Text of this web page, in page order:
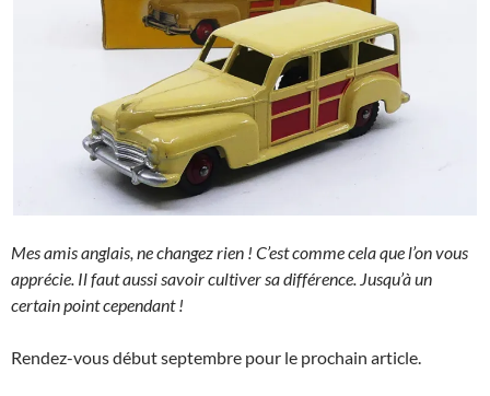
Mes amis anglais, ne changez rien ! C’est comme cela que l’on vous
apprécie. Il faut aussi savoir cultiver sa différence. Jusqu’à un
certain point cependant !
Rendez-vous début septembre pour le prochain article.